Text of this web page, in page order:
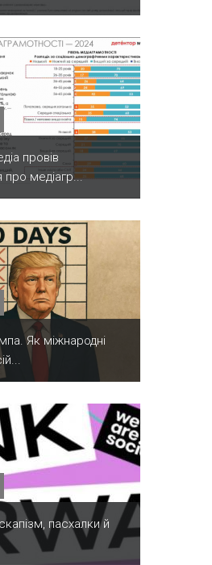
провів
про медіагр...
Як міжнародні
пасхалки й